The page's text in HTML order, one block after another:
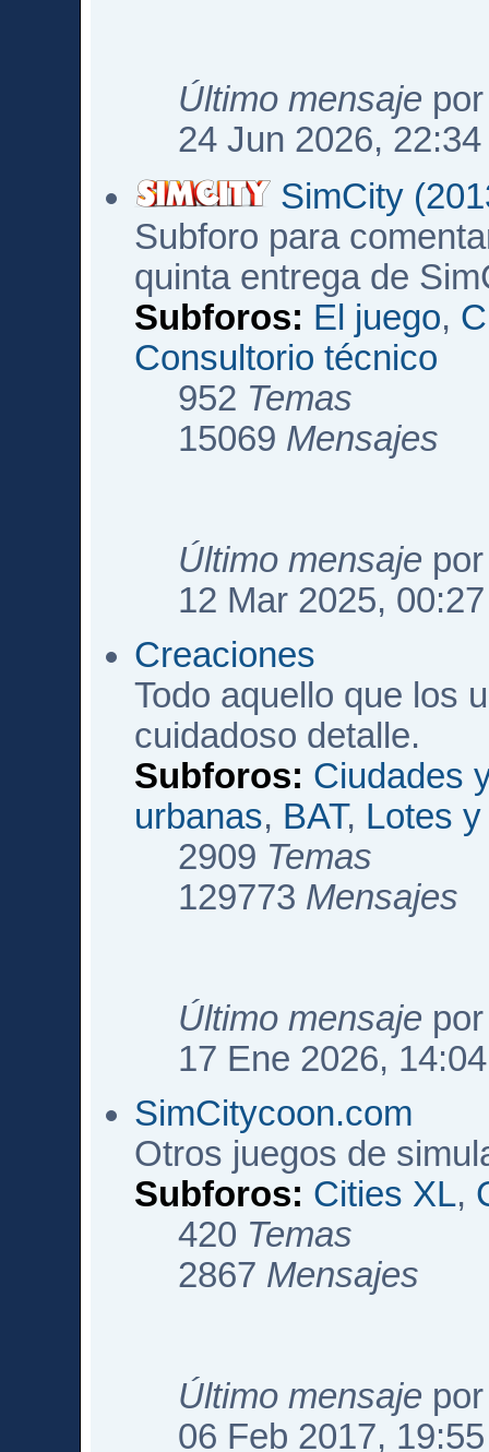
Último mensaje
24 Jun 2026, 22:34
SimCity
Subforo para
quinta entrega de
Subforos: El juego,
Consultorio técnico
952 Temas
15069 Mensajes
Último mensaje
12 Mar 2025, 00:27
Creaciones
Todo aquello que los
cuidadoso detalle.
Subforos: Ciudades
urbanas, BAT, Lotes
2909 Temas
129773 Mensajes
Último mensaje
17 Ene 2026, 14:04
SimCitycoon.com
Otros juegos de
Subforos: Cities XL,
420 Temas
2867 Mensajes
Último mensaje
06 Feb 2017, 19:55